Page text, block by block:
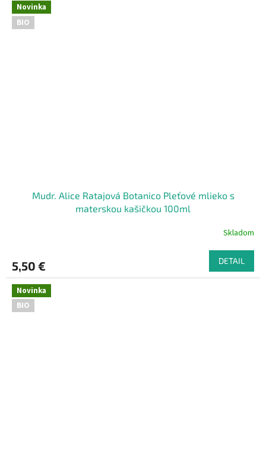
Novinka
BIO
Mudr. Alice Ratajová Botanico Pleťové mlieko s
materskou kašičkou 100ml
Skladom
5,50 € DETAIL
Novinka
BIO